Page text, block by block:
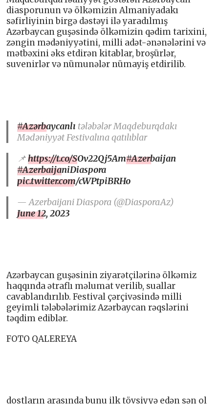
diasporunun və ölkəmizin Almaniyadakı
səfirliyinin birgə dəstəyi ilə yaradılmış
Azərbaycan guşəsində ölkəmizin qədim tarixini,
zəngin mədəniyyətini, milli adət-ənənələrini və
mətbəxini əks etdirən kitablar, broşürlər,
suvenirlər və nümunələr nümayiş etdirilib.
#Azərbaycanlı tələbələr Maqdeburqdakı
Mədəniyyət Festivalına qatılıblar
📌https://t.co/SOv22Qj5Am#Azerbaijan
#AzerbaijaniDiaspora
pic.twitter.com/cWPtpiBRHo
— Azerbaijani Diaspora (@DiasporaAz)
June 12, 2023
Azərbaycan guşəsinin ziyarətçilərinə ölkəmiz
haqqında ətraflı məlumat verilib, suallar
cavablandırılıb. Festival çərçivəsində milli
geyimli tələbələrimiz Azərbaycan rəqslərini
təqdim ediblər.
FOTO QALEREYA
dostların arasında bunu ilk tövsiyyə edən sən ol